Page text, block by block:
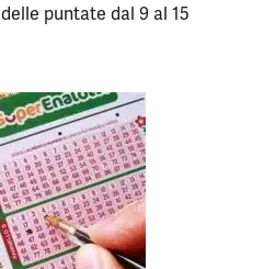
puntate dal 9 al 15